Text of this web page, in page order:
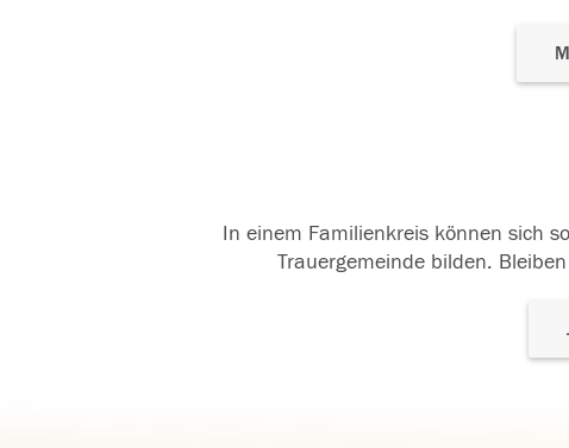
In einem Familienkreis können sich
Trauergemeinde bilden.